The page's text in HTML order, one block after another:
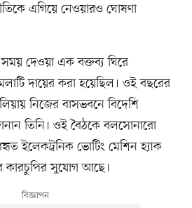
এগিয়ে নেওয়ারও ঘোষণা
দেওয়া এক বক্তব্য ঘিরে
দায়ের করা হয়েছিল। ওই বছরের
নিজের বাসভবনে বিদেশি
তিনি। ওই বৈঠকে বলসোনারো
ইলেকট্রনিক ভোটিং মেশিন হ্যাক
কারচুপির সুযোগ আছে।